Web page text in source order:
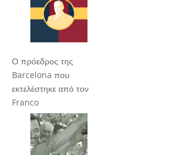
Ο πρόεδρος της
Barcelona που
εκτελέστηκε από τον
Franco